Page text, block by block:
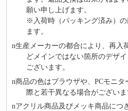
願い申し上げます。
※⼊荷時（パッキング済み）
ます。
n⽣産メーカーの都合により、再⼊
どメインではない箇所のデザ
ございます。
n商品の⾊はブラウザや、PCモニ
際と若⼲異なる場合がございま
nアクリル商品及びメッキ商品につ